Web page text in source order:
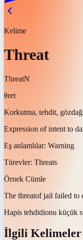
Kelime
Threat
ThreatN
θret
Korkutma, tehdit,
Expression of intent to
Eş anlamlılar: Warning
Türevler: Threats
Örnek Cümle
The threatof jail failed to
Hapis tehdidionu küçük
İlgili Kelimeler